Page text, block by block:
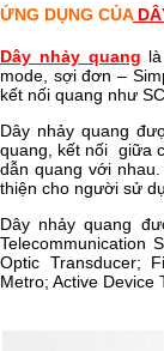
ỨNG DỤNG CỦA
Dây nhảy quang
mode, sợi đơn –
kết nối quang như
Dây nhảy quang
quang, kết nối giữa
dẫn quang với
thiện cho người sử
Dây nhảy quang
Telecommunication
Optic Transducer;
Metro; Active